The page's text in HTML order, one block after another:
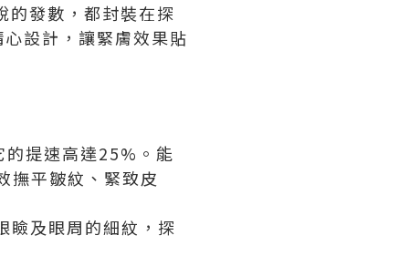
發數，都封裝在探
設計，讓緊膚效果貼
提速高達25%。能
撫平皺紋、緊致皮
及眼周的細紋，探